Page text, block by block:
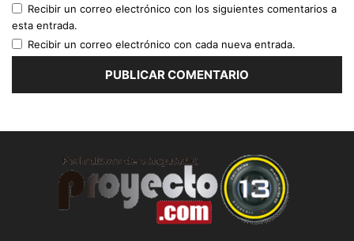
Recibir un correo electrónico con los siguientes comentarios a
esta entrada.
Recibir un correo electrónico con cada nueva entrada.